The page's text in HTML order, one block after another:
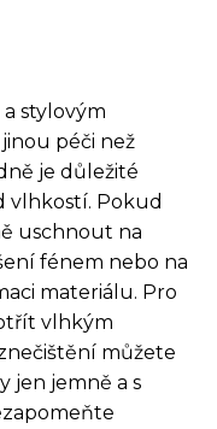
stylovým
péči než
je důležité
vlhkostí. Pokud
uschnout na
fénem nebo na
materiálu. Pro
vlhkým
můžete
jen jemně a s